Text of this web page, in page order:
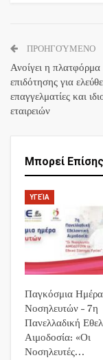
ΠΡΟΗΓΟΎΜΕΝΟ
Ανοίγει η πλατφόρμα
επιδότησης για
επαγγελματίες και
εταιρειών
Μπορεί
ΥΓΕΊΑ
Παγκόσμια Ημέρα
Νοσηλευτών – 7η
Πανελλαδική
Αιμοδοσία: «Οι
Νοσηλευτές…